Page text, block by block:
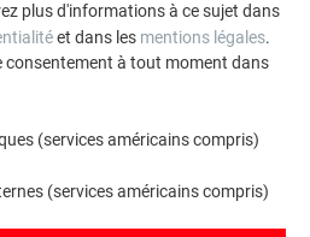
éclairées par de fines fenêtres
panoramiques, plus discrètes,
et instaurent une atmosphère
Certaines parties de la
grâce à une large paroi vitrée,
et de transmission du savoir.
adopté par les élèves, les
plus d'informations à ce sujet dans
et dans les mentions légales.
consentement à tout moment dans
(services américains compris)
(services américains compris)